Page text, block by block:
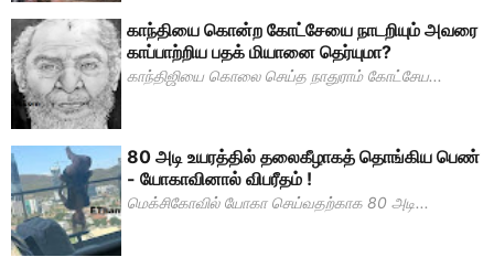
காந்தியை கொன்ற கோட்சேயை நாடறியும் அவரை
காப்பாற்றிய பதக் மியானை தெர்யுமா?
காந்திஜியை கொலை செய்த நாதுராம் கோட்சேய...
80 அடி உயரத்தில் தலைகீழாகத் தொங்கிய பெண்
- யோகாவினால் விபரீதம் !
மெக்சிகோவில் யோகா செய்வதற்காக 80 அடி...